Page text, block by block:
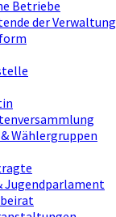
Betriebe
der Verwaltung
Wählergruppen
Jugendparlament